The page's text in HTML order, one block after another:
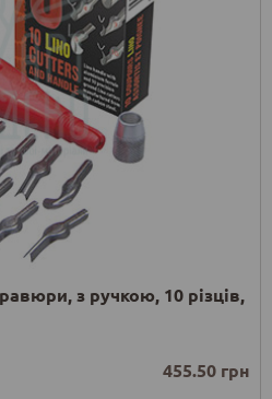
з ручкою, 10 різців,
455.50 грн